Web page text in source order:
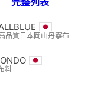
品質日本岡山丹寧布
料